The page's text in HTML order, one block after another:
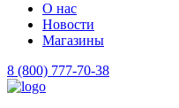
О нас
Новости
Магазины
8 (800) 777-70-38